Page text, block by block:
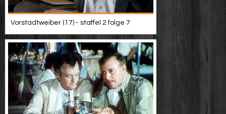
Vorstadtweiber (17) - staffel 2 folge 7